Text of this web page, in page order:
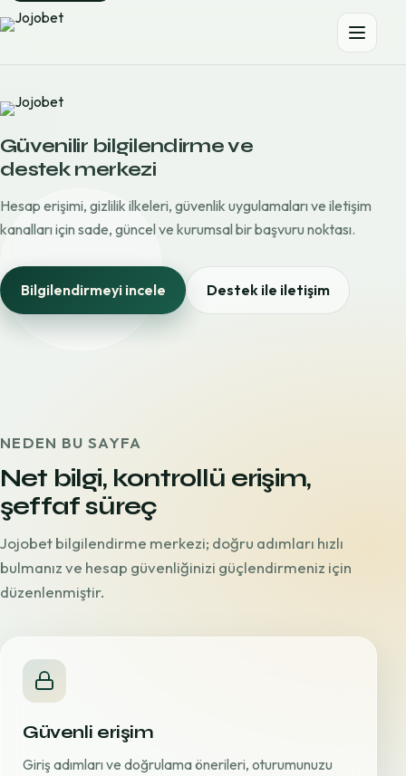
Güvenilir bilgilendirme ve
destek merkezi
Hesap erişimi, gizlilik ilkeleri, güvenlik uygulamaları ve iletişim
kanalları için sade, güncel ve kurumsal bir başvuru noktası.
Bilgilendirmeyi incele Destek ile iletişim
NEDEN BU SAYFA
Net bilgi, kontrollü erişim,
şeffaf süreç
Jojobet bilgilendirme merkezi; doğru adımları hızlı
bulmanız ve hesap güvenliğinizi güçlendirmeniz için
düzenlenmiştir.
Güvenli erişim
Giriş adımları ve doğrulama önerileri, oturumunuzu